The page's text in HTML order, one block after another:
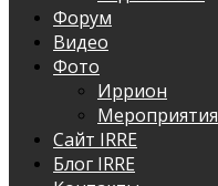
Форум
Видео
Фото
Иррион
Мероприятия
Сайт IRRE
Блог IRRE